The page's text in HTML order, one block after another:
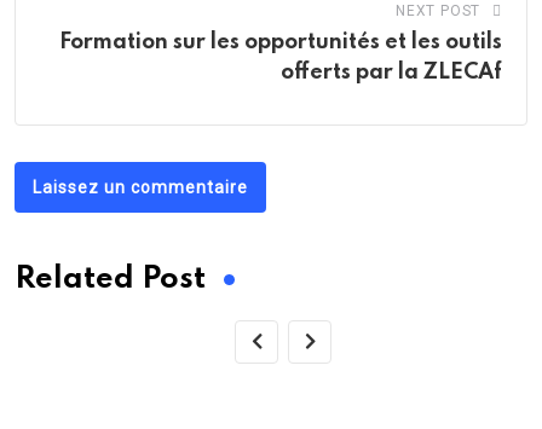
NEXT POST
Formation sur les opportunités et les outils
offerts par la ZLECAf
Laissez un commentaire
Related Post